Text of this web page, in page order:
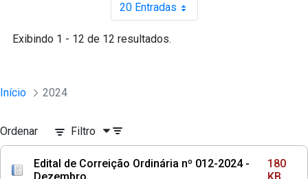
20 EntradasPor página
Exibindo 1 - 12 de 12 resultados.
Início 2024
Ordenar Filtro
Edital de Correição Ordinária nº 012-2024 -
180